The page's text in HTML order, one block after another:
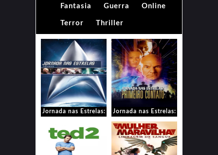
Fantasia Guerra Online
Terror Thriller
Jornada nas Estrelas:
Jornada nas Estrelas: